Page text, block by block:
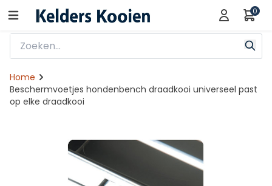
0
Home
Beschermvoetjes hondenbench draadkooi universeel past
op elke draadkooi